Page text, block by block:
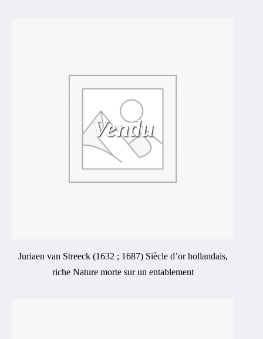
Vendu
Juriaen van Streeck (1632 ; 1687) Siècle d’or hollandais,
riche Nature morte sur un entablement